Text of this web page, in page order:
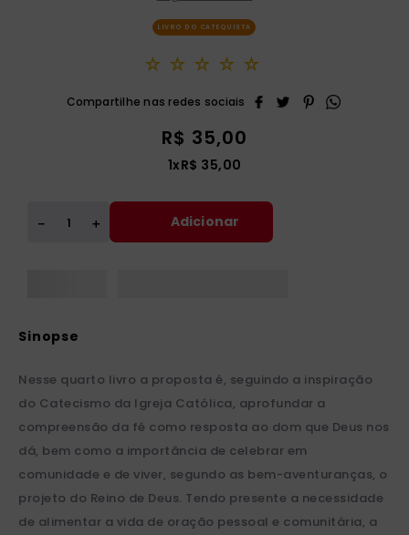
LIVRO DO CATEQUISTA
☆ ☆ ☆ ☆ ☆
R$ 35,00
1xR$ 35,00
＋
－ Adicionar
Nesse quarto livro a proposta é, seguindo a inspiração
do Catecismo da Igreja Católica, aprofundar a
compreensão da fé como resposta ao dom que Deus nos
dá, bem como a importância de celebrar em
comunidade e de viver, segundo as bem-aventuranças, o
projeto do Reino de Deus. Tendo presente a necessidade
de alimentar a vida de oração pessoal e comunitária, a